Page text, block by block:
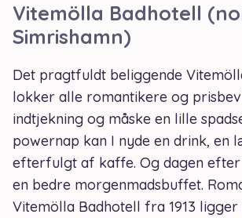
Vitemölla Badhotell
Simrishamn)
Det pragtfuldt beliggende
lokker alle romantikere og
indtjekning og måske en lille
powernap kan I nyde en drink, en
efterfulgt af kaffe. Og dagen efter
en bedre morgenmadsbuffet.
Vitemölla Badhotell fra 1913